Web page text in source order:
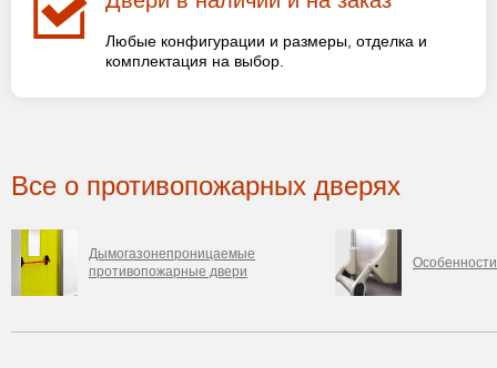
Любые конфигурации и размеры, отделка и
комплектация на выбор.
Все о противопожарных дверях
Дымогазонепроницаемые
противопожарные двери